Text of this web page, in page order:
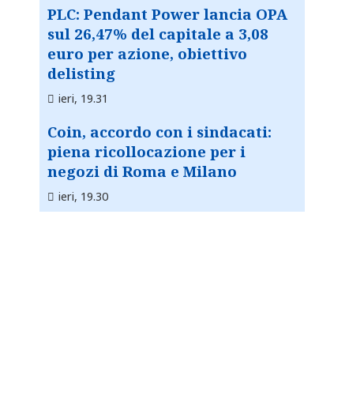
PLC: Pendant Power lancia OPA
sul 26,47% del capitale a 3,08
euro per azione, obiettivo
delisting
ieri, 19.31
Coin, accordo con i sindacati:
piena ricollocazione per i
negozi di Roma e Milano
ieri, 19.30